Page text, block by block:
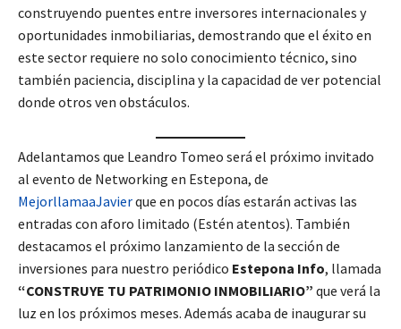
construyendo puentes entre inversores internacionales y
oportunidades inmobiliarias, demostrando que el éxito en
este sector requiere no solo conocimiento técnico, sino
también paciencia, disciplina y la capacidad de ver potencial
donde otros ven obstáculos.
Adelantamos que Leandro Tomeo será el próximo invitado
al evento de Networking en Estepona, de
MejorllamaaJavierque en pocos días estarán activas las
entradas con aforo limitado (Estén atentos). También
destacamos el próximo lanzamiento de la sección de
inversiones para nuestro periódico Estepona Info, llamada
“CONSTRUYE TU PATRIMONIO INMOBILIARIO” que verá la
luz en los próximos meses. Además acaba de inaugurar su